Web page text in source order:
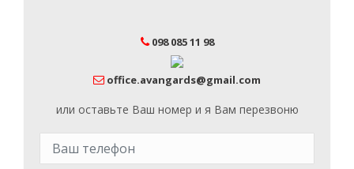
098 085 11 98
office.avangards@gmail.com
или оставьте Ваш номер и я Вам перезвоню